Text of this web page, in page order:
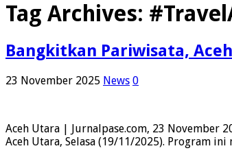
Tag Archives:
Bangkitkan Pariwisata,
23 November 2025 News 0
Aceh Utara | Jurnalpase.com, 23 November
Aceh Utara, Selasa (19/11/2025). Program